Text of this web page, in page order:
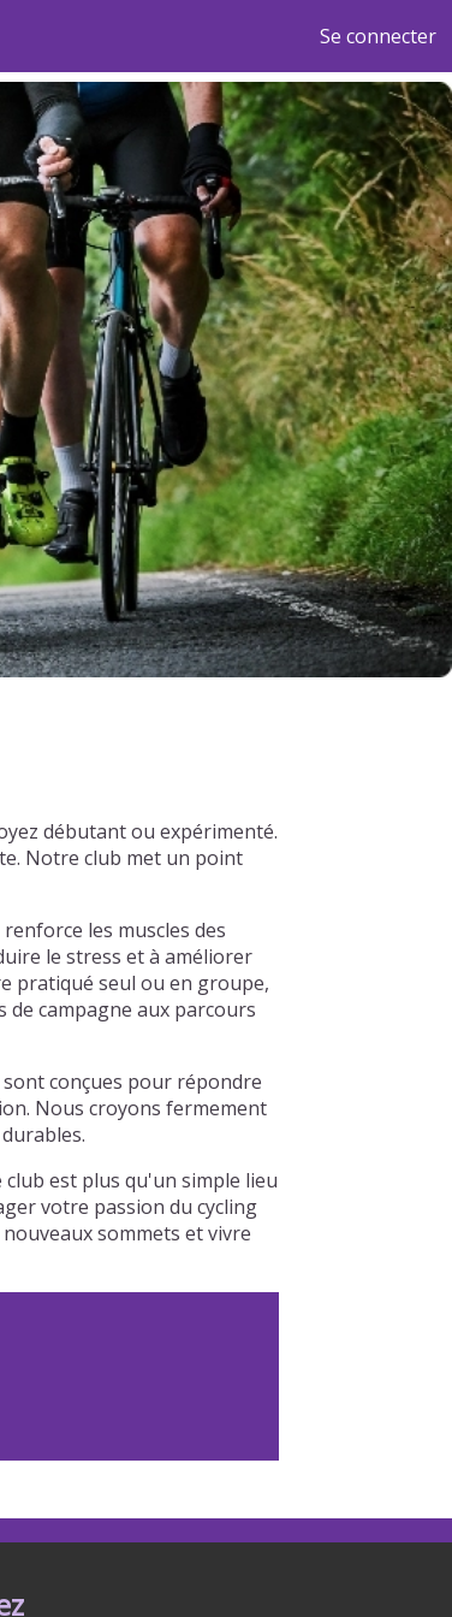
Se connecter
débutant ou expérimenté.
Notre club met un point
les muscles des
le stress et à améliorer
pratiqué seul ou en groupe,
campagne aux parcours
conçues pour répondre
Nous croyons fermement
est plus qu'un simple lieu
votre passion du cycling
sommets et vivre